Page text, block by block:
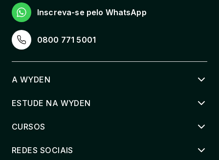
36 horas
PROJETO DE FUNDAÇÕES E INTERAÇÃO
SOLO-ESTRUTURA
PROJETO ESTRUTURAL ASSISTIDO POR
36 horas
SISTEMAS ESTRUTURAIS EM DIFERENTES
36 horas
0800 771 5001
Inscreva-se pelo WhatsApp
A WYDEN
ESTUDE NA WYDEN
CURSOS
REDES SOCIAIS